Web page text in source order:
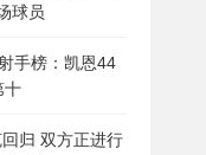
球员
手榜：凯恩44
十
归 双方正进行